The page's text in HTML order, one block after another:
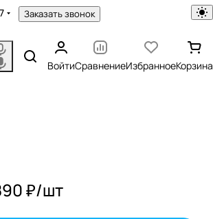
Заказать звонок
ВойтиСравнениеИзбранноеКорзина
₽/шт